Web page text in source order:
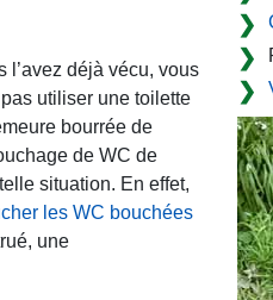
l’avez déjà vécu, vous
utiliser une toilette
bourrée de
de WC de
situation. En effet,
les WC bouchées
une